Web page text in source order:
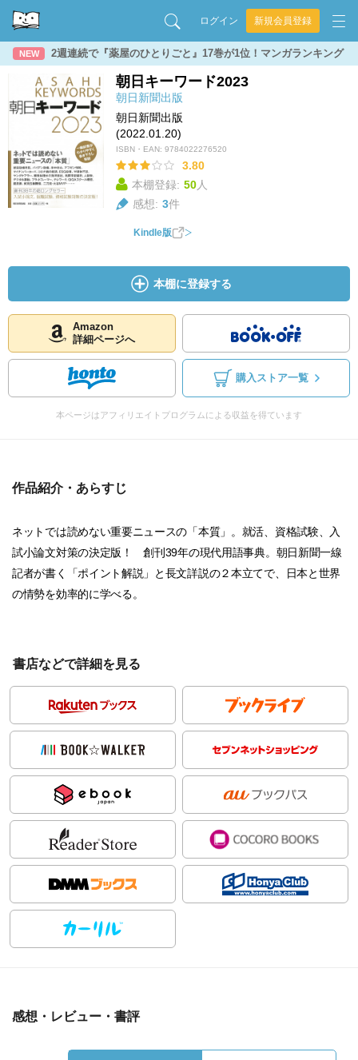
ログイン 新規会員登録
NEW 2週連続で『薬屋のひとりごと』17巻が1位！マンガランキング
朝日キーワード2023
朝日新聞出版
朝日新聞出版
(2022.01.20)
ISBN・EAN: 9784022276520
3.80
本棚登録: 50人
感想: 3件
Kindle版
本棚に登録する
Amazon
詳細ページへ
購入ストア一覧
本ページはアフィリエイトプログラムによる収益を得ています
作品紹介・あらすじ
ネットでは読めない重要ニュースの「本質」。就活、資格試験、入
試小論文対策の決定版！ 創刊39年の現代用語事典。朝日新聞一線
記者が書く「ポイント解説」と長文詳説の２本立てで、日本と世界
の情勢を効率的に学べる。
書店などで詳細を見る
感想・レビュー・書評